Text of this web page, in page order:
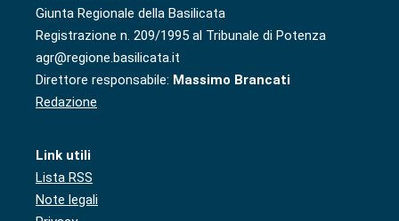
Giunta Regionale della Basilicata
Registrazione n. 209/1995 al Tribunale di Potenza
agr@regione.basilicata.it
Direttore responsabile: Massimo Brancati
Redazione
Link utili
Lista RSS
Note legali